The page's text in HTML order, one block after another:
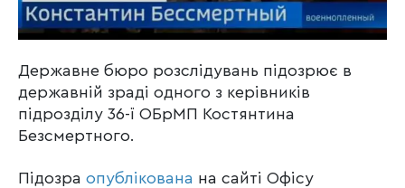
Державне бюро розслідувань підозрює в
державній зраді одного з керівників
підрозділу 36-ї ОБрМП Костянтина
Безсмертного.
Підозра опублікована на сайті Офісу